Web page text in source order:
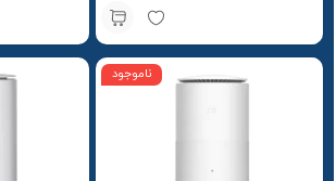
ناموجود